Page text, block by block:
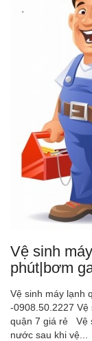
Vệ sinh
phút|bơm
Vệ sinh máy lạnh
-0908.50.2227
quận 7 giá rẻ Vệ
nước sau khi vệ...